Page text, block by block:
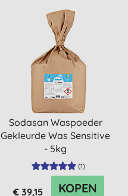
Sodasan Waspoeder
Gekleurde Was Sensitive
- 5kg
(1)
€ 39,15 KOPEN